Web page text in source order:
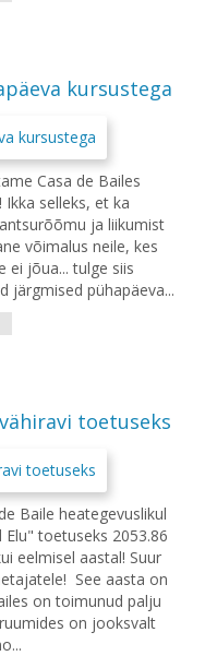
kursustega
Casa de Bailes
selleks, et ka
ja liikumist
võimalus neile, kes
ei jõua... tulge siis
järgmised pühapäeva...
toetuseks
Baile heategevuslikul
toetuseks 2053.86
eelmisel aastal! Suur
See aasta on
on toimunud palju
on jooksvalt